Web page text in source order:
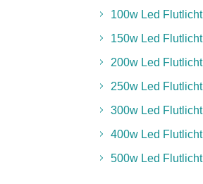
100w Led Flutlicht
150w Led Flutlicht
200w Led Flutlicht
250w Led Flutlicht
300w Led Flutlicht
400w Led Flutlicht
500w Led Flutlicht